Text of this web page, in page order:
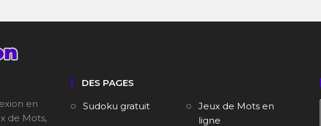
en
de Mots,
DES PAGES
Sudoku gratuit
Jeux de Mots en
ligne